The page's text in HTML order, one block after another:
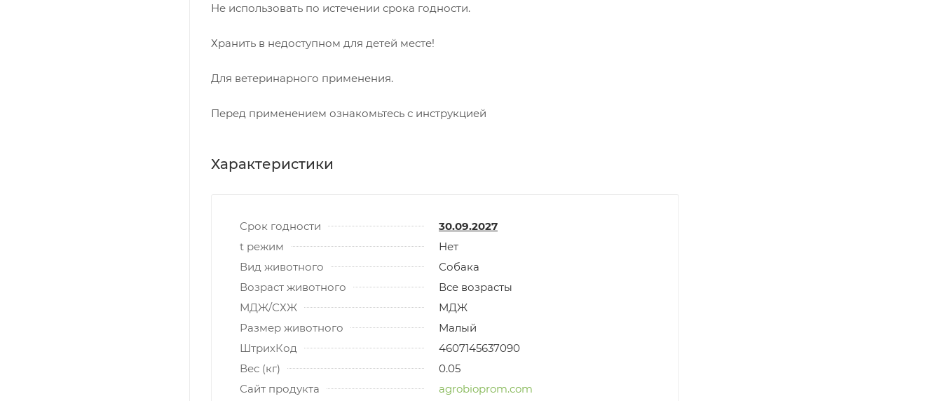
Не использовать по истечении срока годности.
Хранить в недоступном для детей месте!
Для ветеринарного применения.
Перед применением ознакомьтесь с инструкцией
Характеристики
Срок годности
30.09.2027
t режим
Нет
Вид животного
Собака
Возраст животного
Все возрасты
МДЖ/СХЖ
МДЖ
Размер животного
Малый
ШтрихКод
4607145637090
Вес (кг)
0.05
Сайт продукта
agrobioprom.com